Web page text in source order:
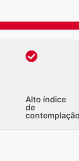
Alto índice
de